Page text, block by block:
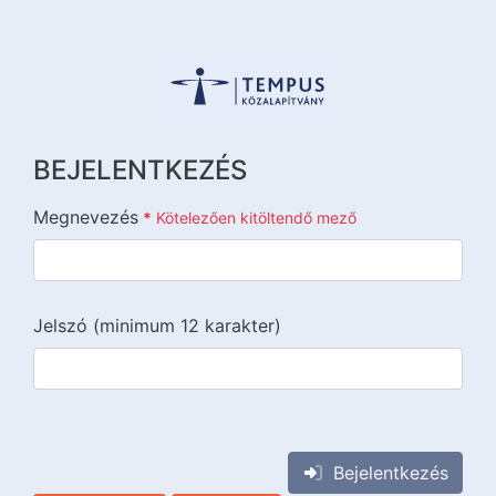
BEJELENTKEZÉS
Megnevezés * Kötelezően kitöltendő mező
Jelszó (minimum 12 karakter)
Bejelentkezés